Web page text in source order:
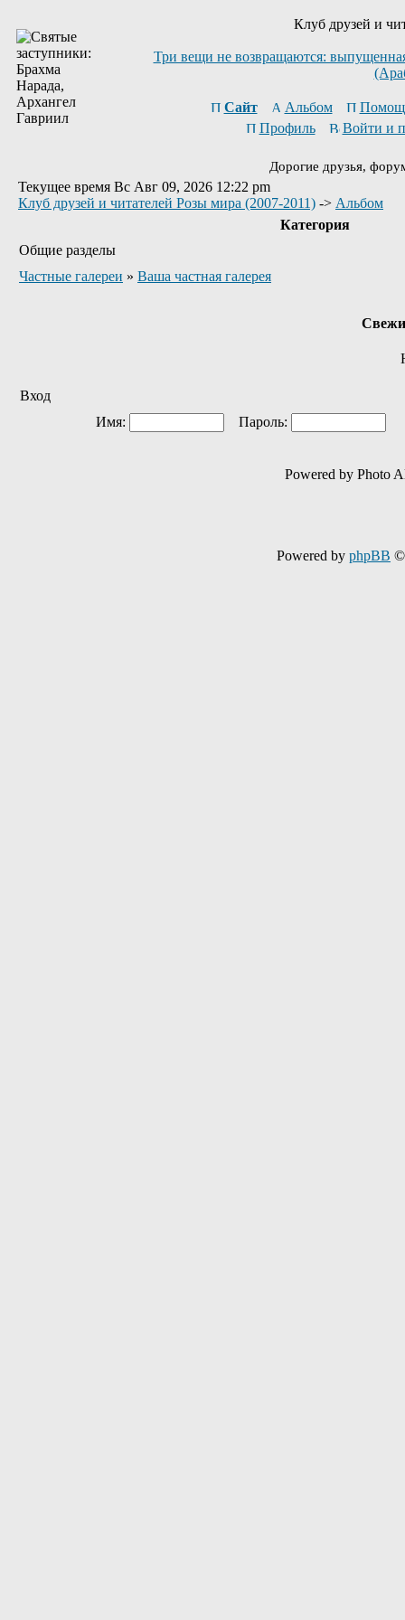
Клуб друзей и
Три вещи не возвращаются:
Сайт Альбом
Профиль
Войти и
Дорогие друзья,
Текущее время Вс Авг 09, 2026 12:22 pm
Клуб друзей и читателей Розы мира (2007-2011) -> Альбом
Категория
Общие разделы
Частные галереи » Ваша частная галерея
Вход
Имя:
Пароль:
Powered by Photo
Powered by phpBB ©